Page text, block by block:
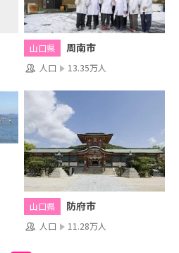
山口県 周南市
人口 13.35万人
山口県 防府市
人口 11.28万人